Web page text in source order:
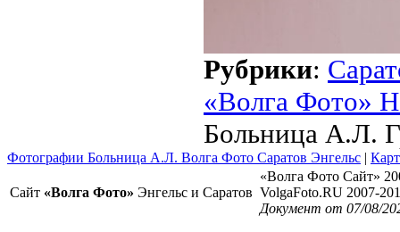
Рубрики:
«Волга Фото»
Больница А.Л.
Фотографии Больница А.Л. Волга Фото Саратов Энгельс |
Сайт «Волга Фото» Энгельс и Саратов
«Волга Фото Сайт»
VolgaFoto.RU 2007-
Документ от 07/08/